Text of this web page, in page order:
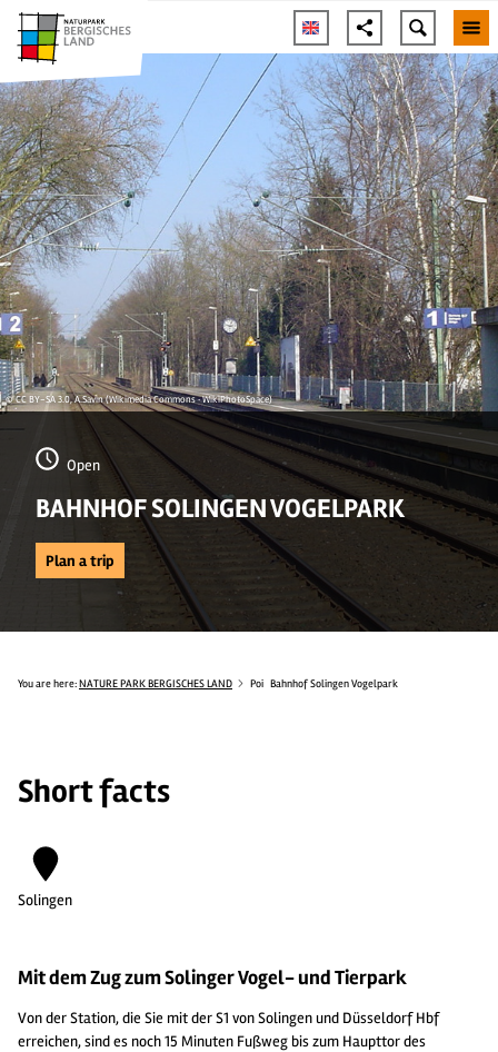
© CC BY-SA 3.0, A.Savin (Wikimedia Commons · WikiPhotoSpace)
Open
BAHNHOF SOLINGEN VOGELPARK
Plan a trip
You are here: NATURE PARK BERGISCHES LAND Poi Bahnhof Solingen Vogelpark
Short facts
Solingen
Mit dem Zug zum Solinger Vogel- und Tierpark
Von der Station, die Sie mit der S1 von Solingen und Düsseldorf Hbf
erreichen, sind es noch 15 Minuten Fußweg bis zum Haupttor des